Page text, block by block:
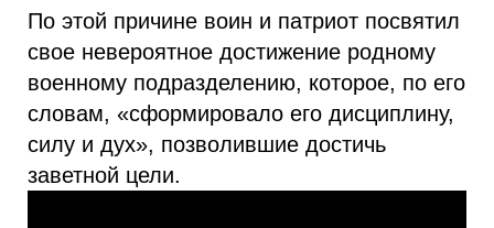
По этой причине воин и патриот посвятил
свое невероятное достижение родному
военному подразделению, которое, по его
словам, «сформировало его дисциплину,
силу и дух», позволившие достичь
заветной цели.